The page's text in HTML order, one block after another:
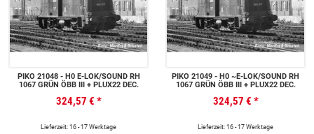
PIKO 21048 - H0 E-LOK/SOUND RH
1067 GRÜN ÖBB III + PLUX22 DEC.
324,57 € *
Lieferzeit: 16 - 17 Werktage
PIKO 21049 - H0 ~E-LOK/SOUND RH
1067 GRÜN ÖBB III + PLUX22 DEC.
324,57 € *
Lieferzeit: 16 - 17 Werktage